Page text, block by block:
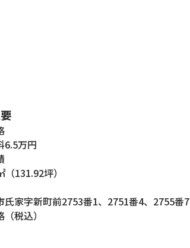
6.5万円
131.92坪）
氏家字新町前2753番1、2751番4、2755番7
税込）